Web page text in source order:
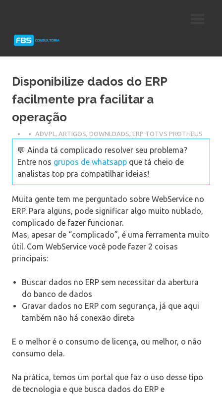
Protheus
Disponibilize dados do ERP
facilmente pra facilitar a
operação
ADVPL , ARTIGOS, DOWNLOADS, ERP TOTVS PROTHEUS
💬 Ainda tá complicado resolver seu problema?
Entre nos grupos de whatsapp que tá cheio de
analistas top pra compatilhar ideias!
Muita gente tem me perguntado sobre WebService no
ERP. Para alguns, pode significar algo muito nublado,
complicado de fazer funcionar.
Mas, apesar de “complicado”, é uma ferramenta muito
útil. Com WebService você pode fazer 2 coisas
principais:
Buscar dados no ERP sem necessitar da abertura
do banco de dados
Gravar dados no ERP com segurança, já que aqui
também não há conexão direta
E o melhor é o consumo de licença, ou melhor, o não
consumo dela.
Na prática, temos um portal que faz o uso desse tipo
de tecnologia e que busca dados do ERP e